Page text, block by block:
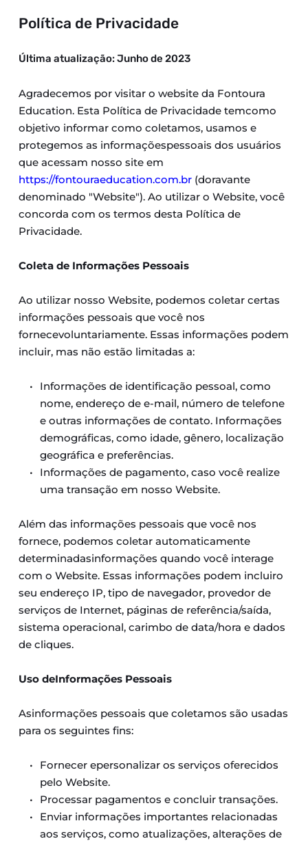
Política de Privacidade
Última atualização: Junho de 2023
Agradecemos por visitar o website da Fontoura
Education. Esta Política de Privacidade temcomo
objetivo informar como coletamos, usamos e
protegemos as informaçõespessoais dos usuários
https://fontouraeducation.com.br (doravante
denominado "Website"). Ao utilizar o Website, você
concorda com os termos desta Política de
Privacidade.
Coleta de Informações Pessoais
Ao utilizar nosso Website, podemos coletar certas
informações pessoais que você nos
fornecevoluntariamente. Essas informações podem
incluir, mas não estão limitadas a:
Informações de identificação pessoal, como
nome, endereço de e-mail, número de telefone
e outras informações de contato. Informações
demográficas, como idade, gênero, localização
geográfica e preferências.
Informações de pagamento, caso você realize
uma transação em nosso Website.
Além das informações pessoais que você nos
fornece, podemos coletar automaticamente
determinadasinformações quando você interage
com o Website. Essas informações podem incluiro
seu endereço IP, tipo de navegador, provedor de
serviços de Internet, páginas de referência/saída,
sistema operacional, carimbo de data/hora e dados
de cliques.
Uso deInformações Pessoais
Asinformações pessoais que coletamos são usadas
para os seguintes fins:
Fornecer epersonalizar os serviços oferecidos
pelo Website.
Processar pagamentos e concluir transações.
Enviar informações importantes relacionadas
aos serviços, como atualizações, alterações de